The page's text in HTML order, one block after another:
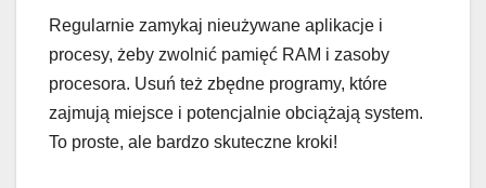
Regularnie zamykaj nieużywane aplikacje i
procesy, żeby zwolnić pamięć RAM i zasoby
procesora. Usuń też zbędne programy, które
zajmują miejsce i potencjalnie obciążają system.
To proste, ale bardzo skuteczne kroki!